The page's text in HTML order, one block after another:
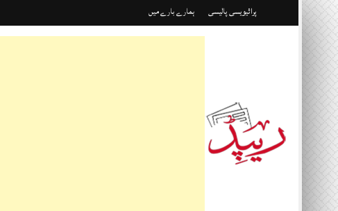
content
پرائیویسی پالیسی ہمارے بارے میں